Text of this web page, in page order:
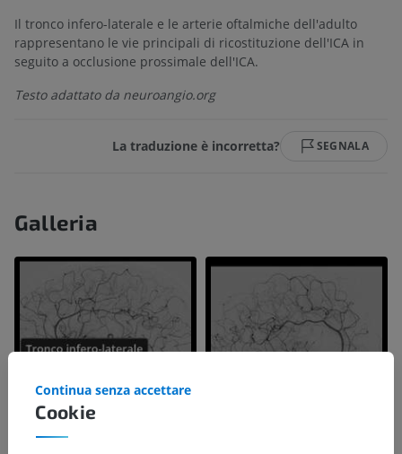
Il tronco infero-laterale e le arterie oftalmiche dell'adulto
rappresentano le vie principali di ricostituzione dell'ICA in
seguito a occlusione prossimale dell'ICA.
Testo adattato da neuroangio.org
La traduzione è incorretta? SEGNALA
Galleria
Cookie
Continua senza accettare